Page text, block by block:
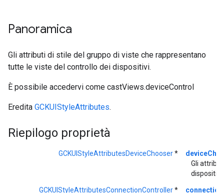
Panoramica
Gli attributi di stile del gruppo di viste che rappresentano
tutte le viste del controllo dei dispositivi.
È possibile accedervi come castViews.deviceControl
Eredita GCKUIStyleAttributes.
Riepilogo proprietà
GCKUIStyleAttributesDeviceChooser*
Gli
GCKUIStyleAttributesConnectionController*